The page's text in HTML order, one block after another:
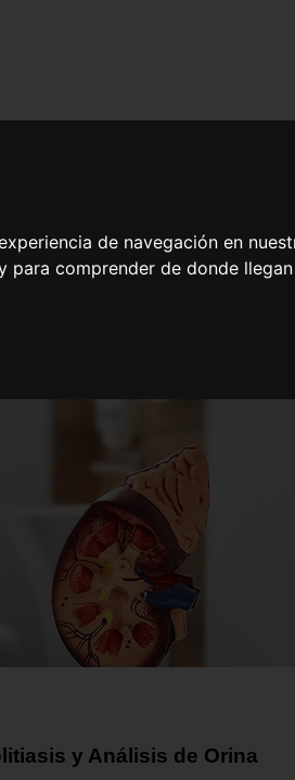
de navegación en
comprender de donde
de Orina
y Análisis de Orina